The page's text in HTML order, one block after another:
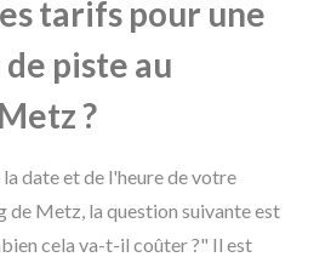
tarifs pour une
piste au
?
date et de l'heure de votre
de Metz, la question suivante est
cela va-t-il coûter ?" Il est